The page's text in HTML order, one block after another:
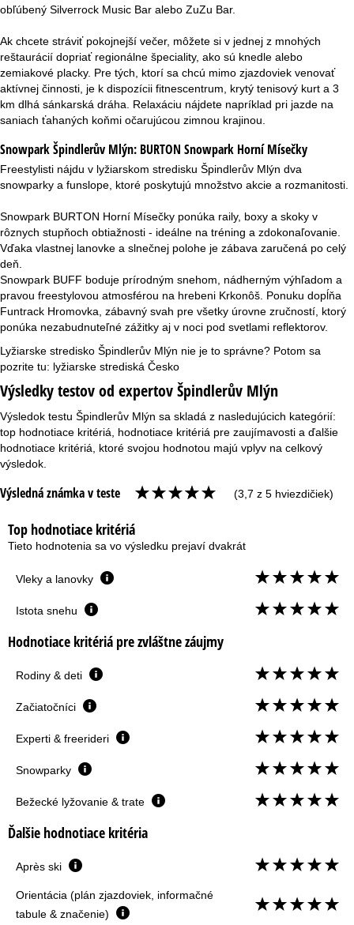
obľúbený Silverrock Music Bar alebo ZuZu Bar.
Ak chcete stráviť pokojnejší večer, môžete si v jednej z mnohých
reštaurácií dopriať regionálne špeciality, ako sú knedle alebo
zemiakové placky. Pre tých, ktorí sa chcú mimo zjazdoviek venovať
aktívnej činnosti, je k dispozícii fitnescentrum, krytý tenisový kurt a 3
km dlhá sánkarská dráha. Relaxáciu nájdete napríklad pri jazde na
saniach ťahaných koňmi očarujúcou zimnou krajinou.
Snowpark Špindlerův Mlýn: BURTON Snowpark Horní Mísečky
Freestylisti nájdu v lyžiarskom stredisku Špindlerův Mlýn dva
snowparky a funslope, ktoré poskytujú množstvo akcie a rozmanitosti.
Snowpark BURTON Horní Mísečky ponúka raily, boxy a skoky v
rôznych stupňoch obtiažnosti - ideálne na tréning a zdokonaľovanie.
Vďaka vlastnej lanovke a slnečnej polohe je zábava zaručená po celý
deň.
Snowpark BUFF boduje prírodným snehom, nádherným výhľadom a
pravou freestylovou atmosférou na hrebeni Krkonôš. Ponuku dopĺňa
Funtrack Hromovka, zábavný svah pre všetky úrovne zručností, ktorý
ponúka nezabudnuteľné zážitky aj v noci pod svetlami reflektorov.
Lyžiarske stredisko Špindlerův Mlýn nie je to správne? Potom sa
pozrite tu: lyžiarske strediská Česko
Výsledky testov od expertov Špindlerův Mlýn
Výsledok testu Špindlerův Mlýn sa skladá z nasledujúcich kategórií:
top hodnotiace kritériá, hodnotiace kritériá pre zaujímavosti a ďalšie
hodnotiace kritériá, ktoré svojou hodnotou majú vplyv na celkový
výsledok.
Výsledná známka v teste (3,7 z 5 hviezdičiek)
Top hodnotiace kritériá
Tieto hodnotenia sa vo výsledku prejaví dvakrát
Vleky a lanovky
Istota snehu
Hodnotiace kritériá pre zvláštne záujmy
Rodiny & deti
Začiatočníci
Experti & freerideri
Snowparky
Bežecké lyžovanie & trate
Ďalšie hodnotiace kritéria
Après ski
Orientácia (plán zjazdoviek, informačné
tabule & značenie)